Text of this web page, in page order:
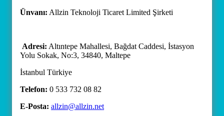
Ünvanı: Allzin Teknoloji Ticaret Limited Şirketi
Adresi: Altıntepe Mahallesi, Bağdat Caddesi, İstasyon
Yolu Sokak, No:3, 34840, Maltepe
İstanbul Türkiye
Telefon: 0 533 732 08 82
E-Posta: allzin@allzin.net